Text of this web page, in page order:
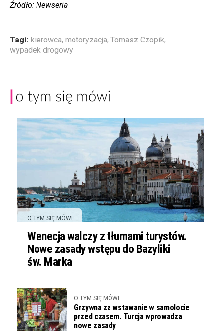
Źródło: Newseria
Tagi: kierowca, motoryzacja, Tomasz Czopik,
wypadek drogowy
O TYM SIĘ MÓWI
Wenecja walczy z tłumami turystów.
Nowe zasady wstępu do Bazyliki
św. Marka
O TYM SIĘ MÓWI
Grzywna za wstawanie w samolocie
przed czasem. Turcja wprowadza
nowe zasady